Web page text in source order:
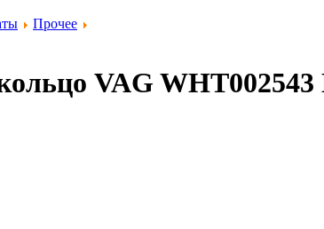
Прочее
VAG WHT002543